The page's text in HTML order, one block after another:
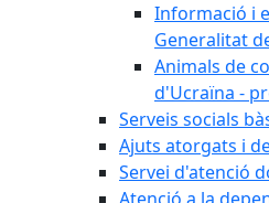
Informació i
Generalitat
Animals de
d'Ucraïna -
Serveis socials
Ajuts atorgats i
Servei d'atenció